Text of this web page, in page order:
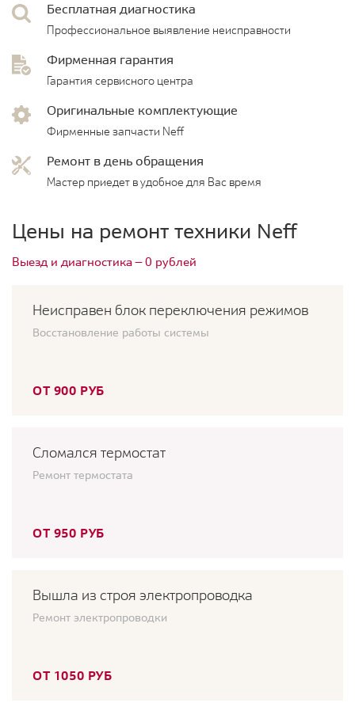
Бесплатная диагностика
Профессиональное выявление неисправности
Фирменная гарантия
Гарантия сервисного центра
Оригинальные комплектующие
Фирменные запчасти Neff
Ремонт в день обращения
Мастер приедет в удобное для Вас время
Цены на ремонт техники Neff
Выезд и диагностика — 0 рублей
Неисправен блок переключения режимов
Восстановление работы системы
ОТ 900 РУБ
Сломался термостат
Ремонт термостата
ОТ 950 РУБ
Вышла из строя электропроводка
Ремонт электропроводки
ОТ 1050 РУБ